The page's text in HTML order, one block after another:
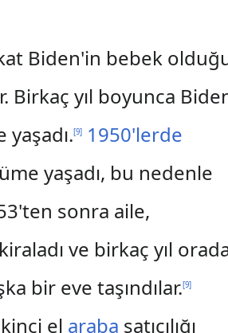
Biden'in bebek
yıl boyunca
[9]
1950'lerde
yaşadı, bu nedenle
sonra aile,
ve birkaç yıl
bir eve taşındılar.[9]
el araba satıcılığı